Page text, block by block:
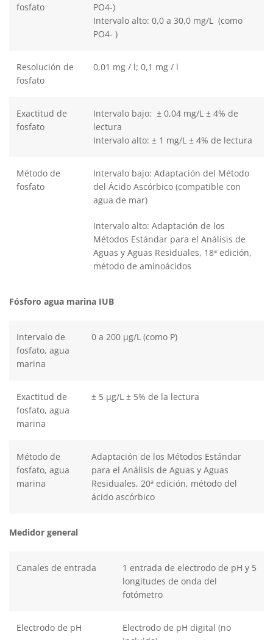
fosfato
PO4-)
Intervalo alto: 0,0 a 30,0 mg/L (como
PO4- )
Resolución de
fosfato
0,01 mg / l; 0,1 mg / l
Exactitud de
fosfato
Intervalo bajo: ± 0,04 mg/L ± 4% de
lectura
Intervalo alto: ± 1 mg/L ± 4% de lectura
Método de
fosfato
Intervalo bajo: Adaptación del Método
del Ácido Ascórbico (compatible con
agua de mar)
Intervalo alto: Adaptación de los
Métodos Estándar para el Análisis de
Aguas y Aguas Residuales, 18ª edición,
método de aminoácidos
Fósforo agua marina IUB
Intervalo de
fosfato, agua
marina
0 a 200 μg/L (como P)
Exactitud de
fosfato, agua
marina
± 5 μg/L ± 5% de la lectura
Método de
fosfato, agua
marina
Adaptación de los Métodos Estándar
para el Análisis de Aguas y Aguas
Residuales, 20ª edición, método del
ácido ascórbico
Medidor general
Canales de entrada
1 entrada de electrodo de pH y 5
longitudes de onda del
fotómetro
Electrodo de pH
Electrodo de pH digital (no